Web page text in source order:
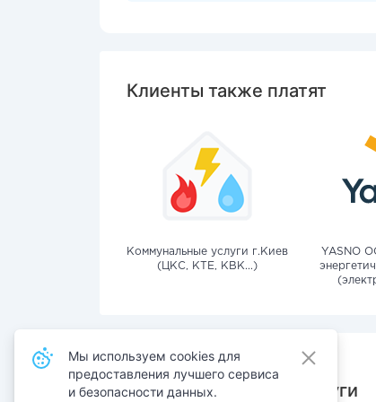
Клиенты также платят
Коммунальные услуги г.Киев
(ЦКС, КТЕ, КВК...)
YASNO
Также оплачивают услуги
Мы используем cookies для
предоставления лучшего сервиса
и безопасности данных.